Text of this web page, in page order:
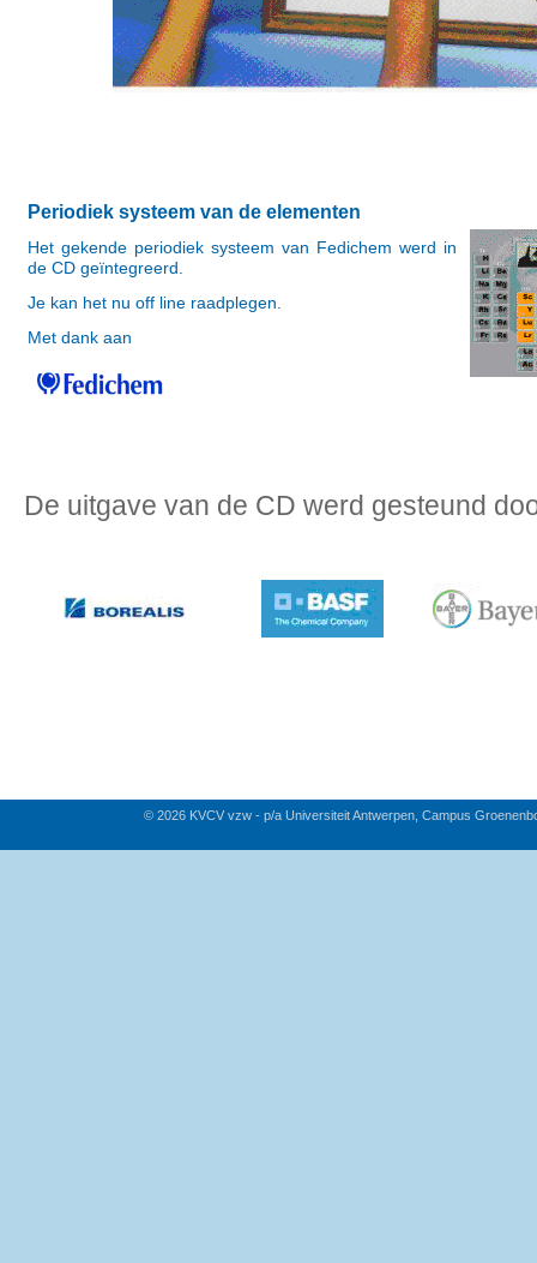
Periodiek systeem van de elementen
Het gekende periodiek systeem van Fedichem werd in
de CD geïntegreerd.
Je kan het nu off line raadplegen.
Met dank aan
De uitgave van de CD werd gesteund
© 2026 KVCV vzw - p/a Universiteit Antwerpen, Campus